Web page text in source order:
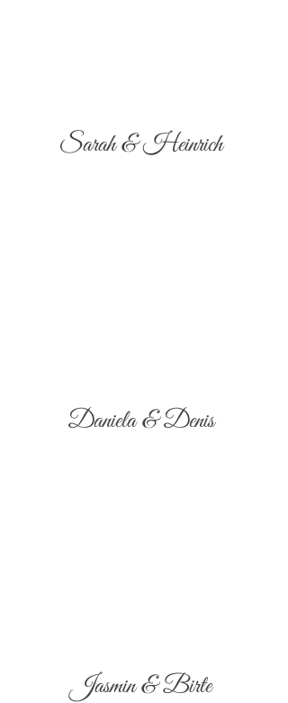
Sarah & Heinrich
Daniela & Denis
Jasmin & Birte